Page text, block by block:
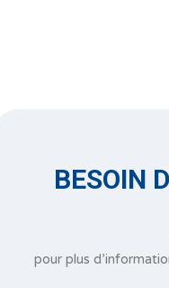
BESOIN
pour plus